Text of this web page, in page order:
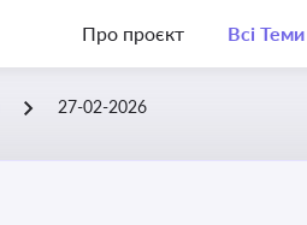
Про проєкт Всі Теми
27-02-2026